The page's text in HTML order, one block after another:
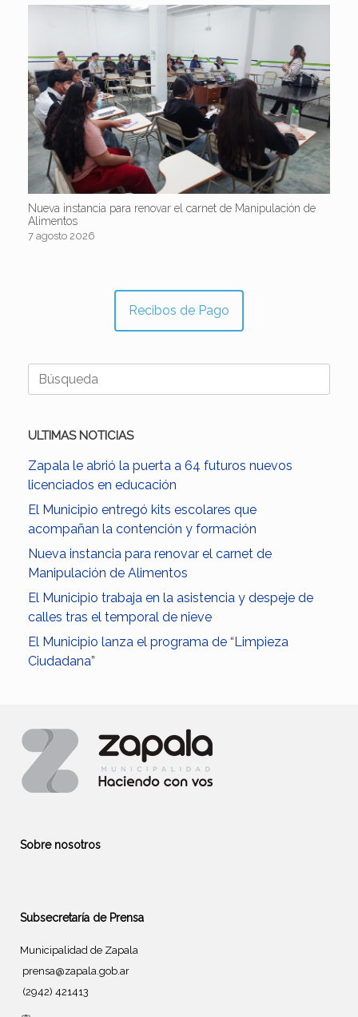
Nueva instancia para renovar el carnet de Manipulación de
Alimentos
7 agosto 2026
Recibos de Pago
Buscar:
ULTIMAS NOTICIAS
Zapala le abrió la puerta a 64 futuros nuevos
licenciados en educación
El Municipio entregó kits escolares que
acompañan la contención y formación
Nueva instancia para renovar el carnet de
Manipulación de Alimentos
El Municipio trabaja en la asistencia y despeje de
calles tras el temporal de nieve
El Municipio lanza el programa de “Limpieza
Ciudadana”
Sobre nosotros
Subsecretaría de Prensa
Municipalidad de Zapala
prensa@zapala.gob.ar
(2942) 421413